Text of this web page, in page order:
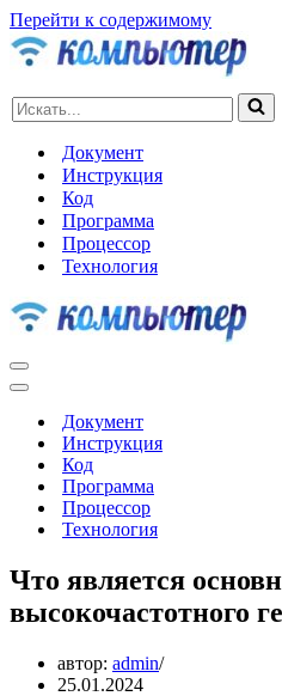
Перейти к содержимому
Искать...
Документ
Инструкция
Код
Программа
Процессор
Технология
Меню
навигации
Меню
навигацииДокумент
Инструкция
Код
Программа
Процессор
Технология
Что является
высокочастотного
автор: admin
25.01.2024